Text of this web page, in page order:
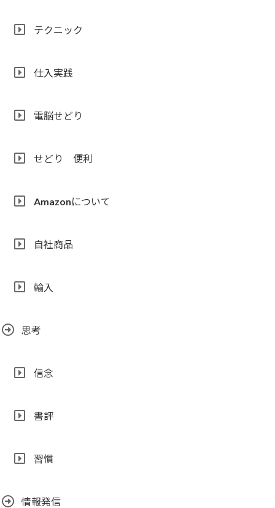
テクニック
仕入実践
電脳せどり
せどり 便利
Amazonについて
自社商品
輸入
思考
信念
書評
習慣
情報発信